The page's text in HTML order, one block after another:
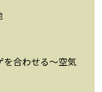
を合わせる～空気